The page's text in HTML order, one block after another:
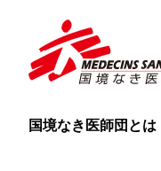
国境なき医師団とは